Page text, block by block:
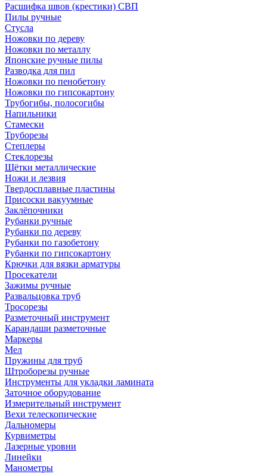
Расшифка швов (крестики) СВП
Пилы ручные
Стусла
Ножовки по дереву
Ножовки по металлу
Японские ручные пилы
Разводка для пил
Ножовки по пенобетону
Ножовки по гипсокартону
Трубогибы, полосогибы
Напильники
Стамески
Труборезы
Степлеры
Стеклорезы
Щётки металлические
Ножи и лезвия
Твердосплавные пластины
Присоски вакуумные
Заклёпочники
Рубанки ручные
Рубанки по дереву
Рубанки по газобетону
Рубанки по гипсокартону
Крючки для вязки арматуры
Просекатели
Зажимы ручные
Развальцовка труб
Тросорезы
Разметочный инструмент
Карандаши разметочные
Маркеры
Мел
Пружины для труб
Штроборезы ручные
Инструменты для укладки ламината
Заточное оборудование
Измерительный инструмент
Вехи телескопические
Дальномеры
Курвиметры
Лазерные уровни
Линейки
Манометры